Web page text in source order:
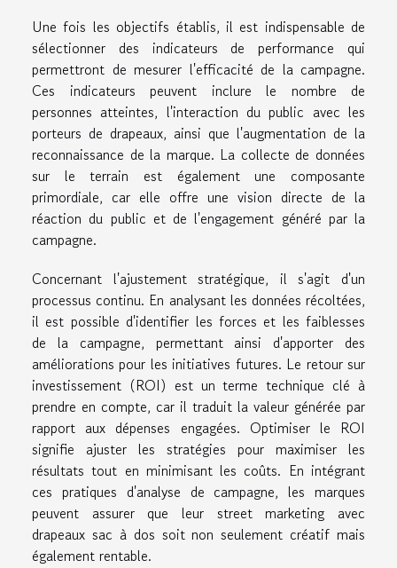
Une fois les objectifs établis, il est indispensable de
sélectionner des indicateurs de performance qui
permettront de mesurer l'efficacité de la campagne.
Ces indicateurs peuvent inclure le nombre de
personnes atteintes, l'interaction du public avec les
porteurs de drapeaux, ainsi que l'augmentation de la
reconnaissance de la marque. La collecte de données
sur le terrain est également une composante
primordiale, car elle offre une vision directe de la
réaction du public et de l'engagement généré par la
campagne.
Concernant l'ajustement stratégique, il s'agit d'un
processus continu. En analysant les données récoltées,
il est possible d'identifier les forces et les faiblesses
de la campagne, permettant ainsi d'apporter des
améliorations pour les initiatives futures. Le retour sur
investissement (ROI) est un terme technique clé à
prendre en compte, car il traduit la valeur générée par
rapport aux dépenses engagées. Optimiser le ROI
signifie ajuster les stratégies pour maximiser les
résultats tout en minimisant les coûts. En intégrant
ces pratiques d'analyse de campagne, les marques
peuvent assurer que leur street marketing avec
drapeaux sac à dos soit non seulement créatif mais
également rentable.